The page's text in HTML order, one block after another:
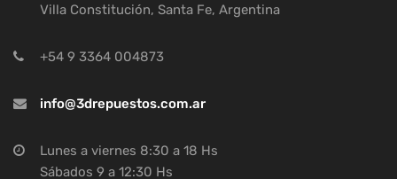
Villa Constitución, Santa Fe, Argentina
+54 9 3364 004873
info@3drepuestos.com.ar
Lunes a viernes 8:30 a 18 Hs
Sábados 9 a 12:30 Hs